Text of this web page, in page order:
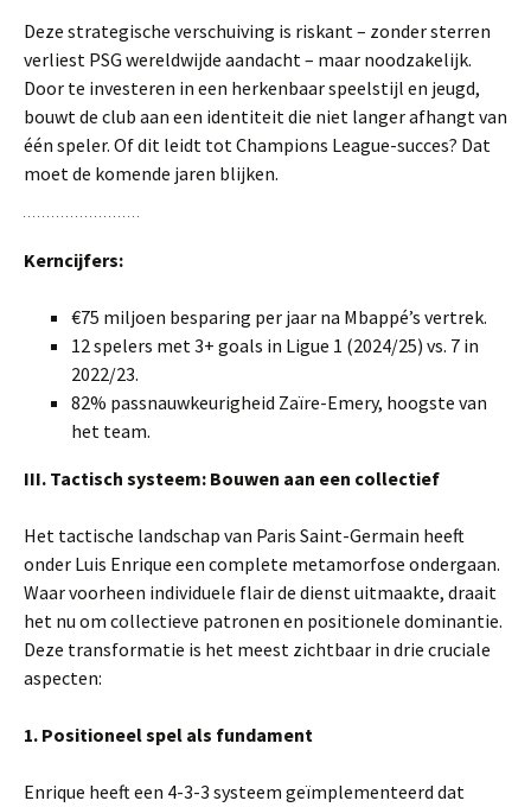
Deze strategische verschuiving is riskant – zonder sterren
verliest PSG wereldwijde aandacht – maar noodzakelijk.
Door te investeren in een herkenbaar speelstijl en jeugd,
bouwt de club aan een identiteit die niet langer afhangt van
één speler. Of dit leidt tot Champions League-succes? Dat
moet de komende jaren blijken.
Kerncijfers:
€75 miljoen besparing per jaar na Mbappé’s vertrek.
12 spelers met 3+ goals in Ligue 1 (2024/25) vs. 7 in
2022/23.
82% passnauwkeurigheid Zaïre-Emery, hoogste van
het team.
III. Tactisch systeem: Bouwen aan een collectief
Het tactische landschap van Paris Saint-Germain heeft
onder Luis Enrique een complete metamorfose ondergaan.
Waar voorheen individuele flair de dienst uitmaakte, draait
het nu om collectieve patronen en positionele dominantie.
Deze transformatie is het meest zichtbaar in drie cruciale
aspecten:
1. Positioneel spel als fundament
Enrique heeft een 4-3-3 systeem geïmplementeerd dat